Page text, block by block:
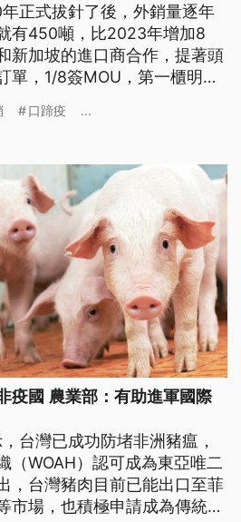
正式拔針了後，外銷量逐年
有450噸，比2023年增加8
新加坡的進口商合作，提著頭
單，1/8簽MOU，第一櫃明仔
聞標題、前言是臺語文。）
口蹄疫 ...
疫國 農業部：有助進軍國際
台灣已成功防堵非洲豬瘟，
（WOAH）認可成為東亞唯二
，台灣豬肉目前已能出口至菲
市場，也積極申請成為傳統豬